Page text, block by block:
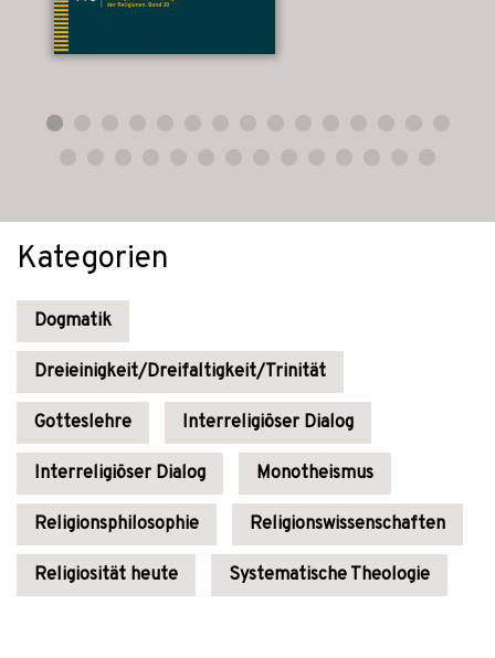
Kategorien
Dogmatik
Dreieinigkeit/Dreifaltigkeit/Trinität
Gotteslehre Interreligiöser Dialog
Interreligiöser Dialog Monotheismus
Religionsphilosophie Religionswissenschaften
Religiosität heute Systematische Theologie